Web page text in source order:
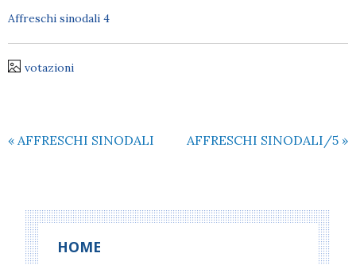
Affreschi sinodali 4
votazioni
« AFFRESCHI SINODALI AFFRESCHI SINODALI/5 »
HOME